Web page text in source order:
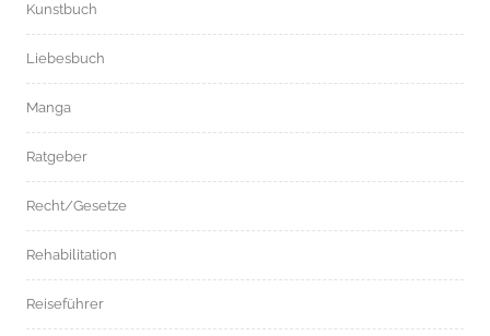
Kunstbuch
Liebesbuch
Manga
Ratgeber
Recht/Gesetze
Rehabilitation
Reiseführer